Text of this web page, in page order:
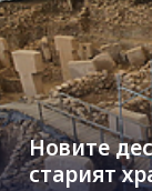
Новите
старият